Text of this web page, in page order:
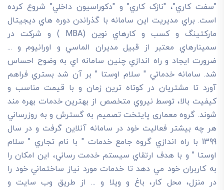
"سفت کاري"، "نازک کاري" و "دکوراسيون داخلي" شروع کرده
است. براي مديريت اين سامانه با گذراندن دوره هاي ديجيتال
مارکتينگ و کسب و کارهاي نوين (MBA ) و شرکت در
سمينارهاي معتبر از قبيل مديران الماسي و اورانيوم و ...
ضرورت ايجاد و راه اندازي چنين سامانه اي به وضوح احساس
شد. سامانه خدماتي " سلام اوستا " بر آن شد بستري فراهم
آورد تا مشتريان در کوتاه ترين زمان و با قيمت مناسب و
کيفيت بالا، توسط نيروي متخصص از بهترين خدمات بهره مند
شوند. گروه معماری پایتخت تصميم به گسترش و به روزرساني
هر چه بيشتر فعاليت خود در سامانه آنلاين گرفت و در سال
1399 با راه اندازي گروه جامع خدمات " با نام تجاري " سلام
اوستا " و با هدف ارتقاي سيستم خدمت رساني، اين امکان را
به کاربران خود مي دهد تا خدمات مورد نياز ساختماني خود را
در منزل، محل کار، باغ و ويلا و ... از طريق وب سايت و